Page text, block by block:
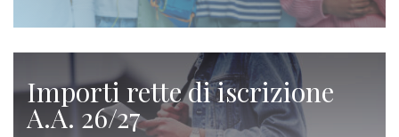
Costi
iscrizione
Importi rette di iscrizione
A.A. 26/27